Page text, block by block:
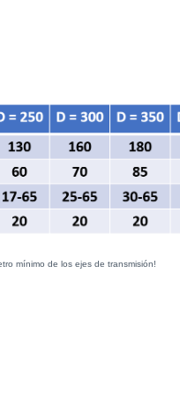
mínimo de los ejes de transmisión!